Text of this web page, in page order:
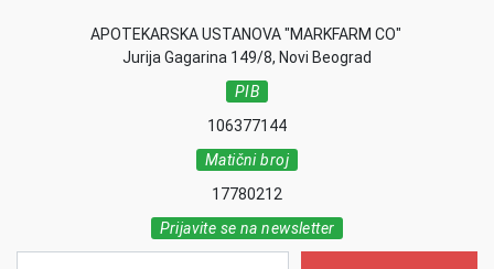
APOTEKARSKA USTANOVA "MARKFARM CO"
Jurija Gagarina 149/8, Novi Beograd
PIB
106377144
Matični broj
17780212
Prijavite se na newsletter